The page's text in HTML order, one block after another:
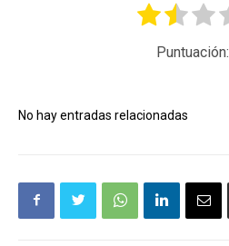
Puntuación:
No hay entradas relacionadas